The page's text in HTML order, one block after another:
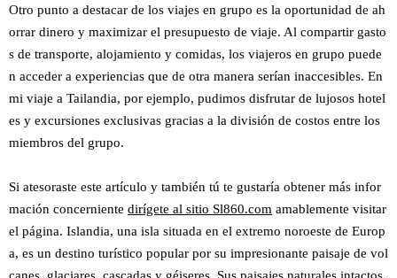
Otro punto a destacar de los viajes en grupo es la oportunidad de ah
orrar dinero y maximizar el presupuesto de viaje. Al compartir gasto
s de transporte, alojamiento y comidas, los viajeros en grupo puede
n acceder a experiencias que de otra manera serían inaccesibles. En
mi viaje a Tailandia, por ejemplo, pudimos disfrutar de lujosos hotel
es y excursiones exclusivas gracias a la división de costos entre los
miembros del grupo.
Si atesoraste este artículo y también tú te gustaría obtener más infor
mación concerniente dirígete al sitio Sl860.com amablemente visitar
el página. Islandia, una isla situada en el extremo noroeste de Europ
a, es un destino turístico popular por su impresionante paisaje de vol